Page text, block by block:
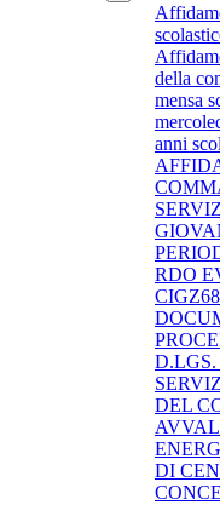
della
mensa
anni
RDO
DEL
DI